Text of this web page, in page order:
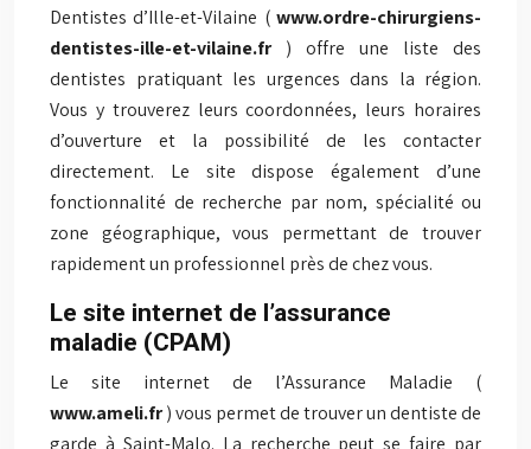
Dentistes d’Ille-et-Vilaine ( www.ordre-chirurgiens-
dentistes-ille-et-vilaine.fr ) offre une liste des
dentistes pratiquant les urgences dans la région.
Vous y trouverez leurs coordonnées, leurs horaires
d’ouverture et la possibilité de les contacter
directement. Le site dispose également d’une
fonctionnalité de recherche par nom, spécialité ou
zone géographique, vous permettant de trouver
rapidement un professionnel près de chez vous.
Le site internet de l’assurance
maladie (CPAM)
Le site internet de l’Assurance Maladie (
www.ameli.fr) vous permet de trouver un dentiste de
garde à Saint-Malo. La recherche peut se faire par